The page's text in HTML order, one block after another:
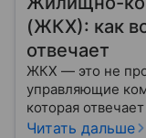
(ЖКХ): как
отвечает
ЖКХ — это не
управляющие
которая
кране,
Читать дальше